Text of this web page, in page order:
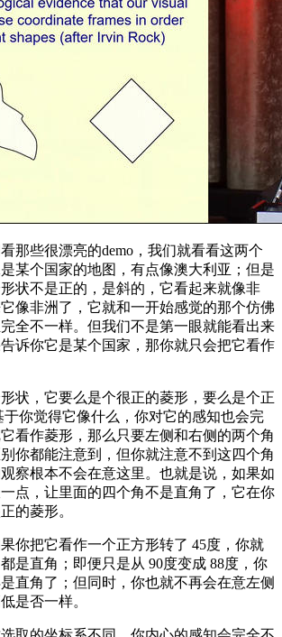
些很漂亮的demo，我们就看看这两个
某个国家的地图，有点像澳大利亚；但是
状不是正的，是斜的，它看起来就像非
像非洲了，它就和一开始感觉的那个仿佛
全不一样。但我们不是第一眼就能看出来
诉你它是某个国家，那你就只会把它看作
，它要么是个很正的菱形，要么是个正
于你觉得它像什么，你对它的感知也会完
看作菱形，那么只要左侧和右侧的两个角
你都能注意到，但你就注意不到这四个角
察根本不会在意这里。也就是说，如果如
点，让里面的四个角不是直角了，它在你
的菱形。
把它看作一个正方形转了 45度，你就
是直角；即便只是从 90度变成 88度，你
直角了；但同时，你也就不再会在意左侧
是否一样。